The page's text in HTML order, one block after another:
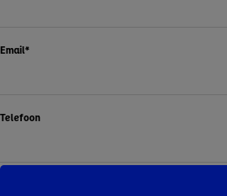
Email*
Telefoon